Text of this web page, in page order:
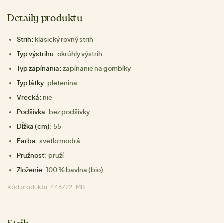
Detaily produktu
Strih: klasický rovný strih
Typ výstrihu: okrúhly výstrih
Typ zapínania: zapínanie na gombíky
Typ látky: pletenina
Vrecká: nie
Podšívka: bez podšívky
Dĺžka (cm): 55
Farba: svetlo modrá
Pružnosť: pruží
Zloženie: 100 % bavlna (bio)
Kód produktu: 446722-MB